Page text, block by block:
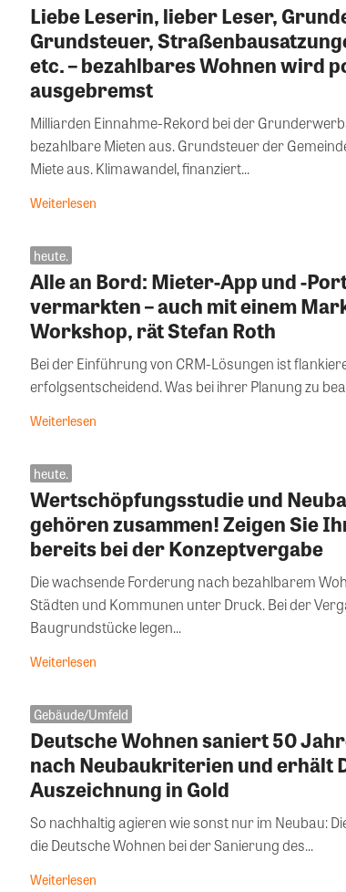
Liebe Leserin, lieber Leser,
Grundsteuer,
etc. – bezahlbares Wohnen wird
ausgebremst
Milliarden Einnahme-Rekord bei der
bezahlbare Mieten aus. Grundsteuer der
Miete aus. Klimawandel, finanziert...
Weiterlesen
heute.
Alle an Bord: Mieter-App und -
vermarkten – auch mit einem
Workshop, rät Stefan Roth
Bei der Einführung von CRM-Lösungen ist
erfolgsentscheidend. Was bei ihrer Planung zu
Weiterlesen
heute.
Wertschöpfungsstudie und
gehören zusammen! Zeigen Sie
bereits bei der Konzeptvergabe
Die wachsende Forderung nach bezahlbarem
Städten und Kommunen unter Druck. Bei der
Baugrundstücke legen...
Weiterlesen
Gebäude/Umfeld
Deutsche Wohnen saniert 50
nach Neubaukriterien und erhält
Auszeichnung in Gold
So nachhaltig agieren wie sonst nur im Neubau:
die Deutsche Wohnen bei der Sanierung des...
Weiterlesen